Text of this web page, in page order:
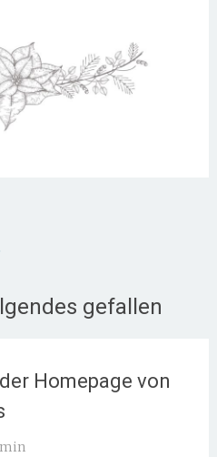
gefallen
Homepage von